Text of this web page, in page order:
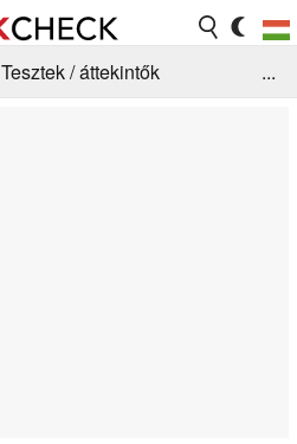
Tesztek / áttekintők
...